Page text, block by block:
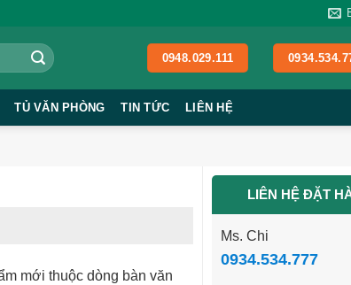
0948.029.111
TỦ VĂN PHÒNG TIN TỨC LIÊN HỆ
mới thuộc dòng bàn văn
LIÊN HỆ ĐẶT
Ms. Chi
0934.534.777